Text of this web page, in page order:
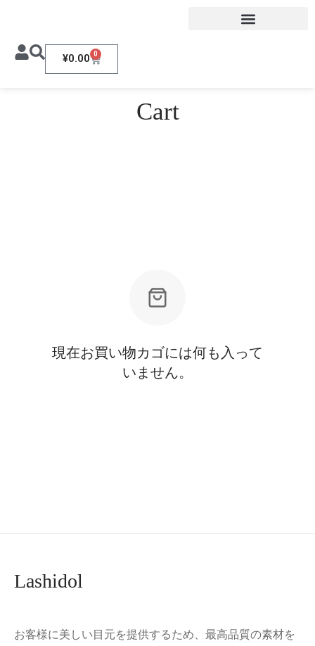
¥0.00 0
Cart
現在お買い物カゴには何も入って
いません。
Lashidol
お客様に美しい目元を提供するため、最高品質の素材を